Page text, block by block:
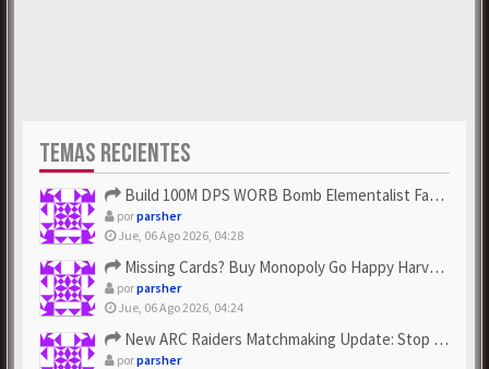
TEMAS RECIENTES
Build 100M DPS WORB Bomb Elementalist Fast - Grab POE Curren...
porparsher
Jue, 06 Ago 2026, 04:28
Missing Cards? Buy Monopoly Go Happy Harvest with Looney Tun...
porparsher
Jue, 06 Ago 2026, 04:24
New ARC Raiders Matchmaking Update: Stop Failed - Grab Bluep...
porparsher